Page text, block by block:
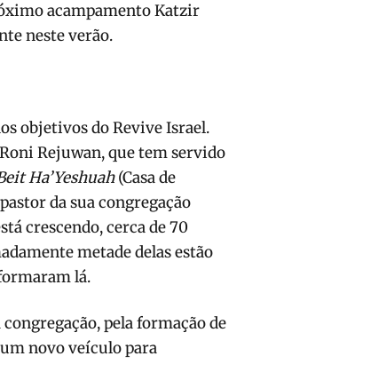
acampamento Katzir
neste verão.
objetivos do Revive Israel.
Rejuwan, que tem servido
Ha’Yeshuah(Casa de
da sua congregação
crescendo, cerca de 70
metade delas estão
lá.
pela formação de
novo veículo para